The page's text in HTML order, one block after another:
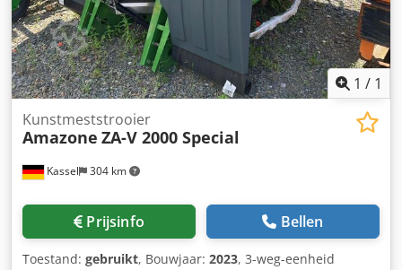
1 / 1
Kassel 304 km
Kunstmeststrooier
Amazone ZA-V 2000 Special
Prijsinfo Bellen
Toestand: gebruikt, Bouwjaar: 2023, 3-weg-eenheid